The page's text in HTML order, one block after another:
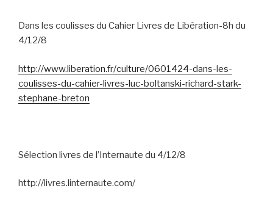
Dans les coulisses du Cahier Livres de Libération-8h du
4/12/8
http://www.liberation.fr/culture/0601424-dans-les-
coulisses-du-cahier-livres-luc-boltanski-richard-stark-
stephane-breton
Sélection livres de l’Internaute du 4/12/8
http://livres.linternaute.com/